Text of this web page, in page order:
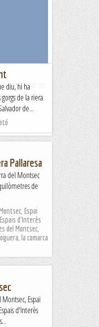
Baix), al circ
tartera/canal N-
diu, hi ha
de la riera
de...
Pallaresa
del Montsec
de
Espai
d'Interès
del Montsec,
la comarca
Espai
d'Interès